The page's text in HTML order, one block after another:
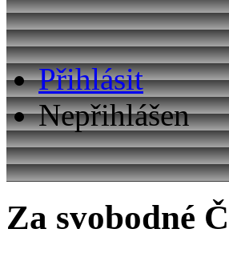
Přihlásit
Nepřihlášen
Za svobodné